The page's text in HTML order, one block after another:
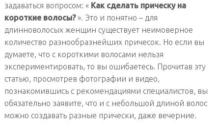
задаваться вопросом: « Как сделать прическу на
короткие волосы?». Это и понятно – для
длинноволосых женщин существует неимоверное
количество разнообразнейших причесок. Но если вы
думаете, что с короткими волосами нельзя
экспериментировать, то вы ошибаетесь. Прочитав эту
статью, просмотрев фотографии и видео,
познакомившись с рекомендациями специалистов, вы
обязательно заявите, что и с небольшой длиной волос
можно создавать разные прически, даже вечерние.